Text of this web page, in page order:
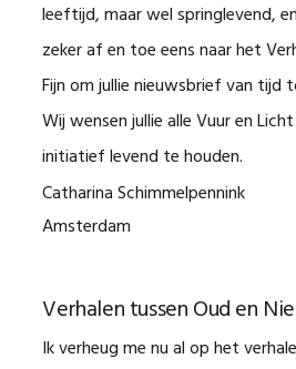
leeftijd, maar wel springlevend,
zeker af en toe eens naar het
Fijn om jullie nieuwsbrief van
Wij wensen jullie alle Vuur en
initiatief levend te houden.
Catharina Schimmelpennink
Amsterdam
Verhalen tussen Oud en
Ik verheug me nu al op het